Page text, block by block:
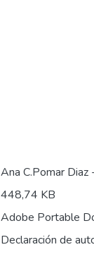
Ana C.Pomar Diaz
448,74 KB
Adobe Portable
Declaración de